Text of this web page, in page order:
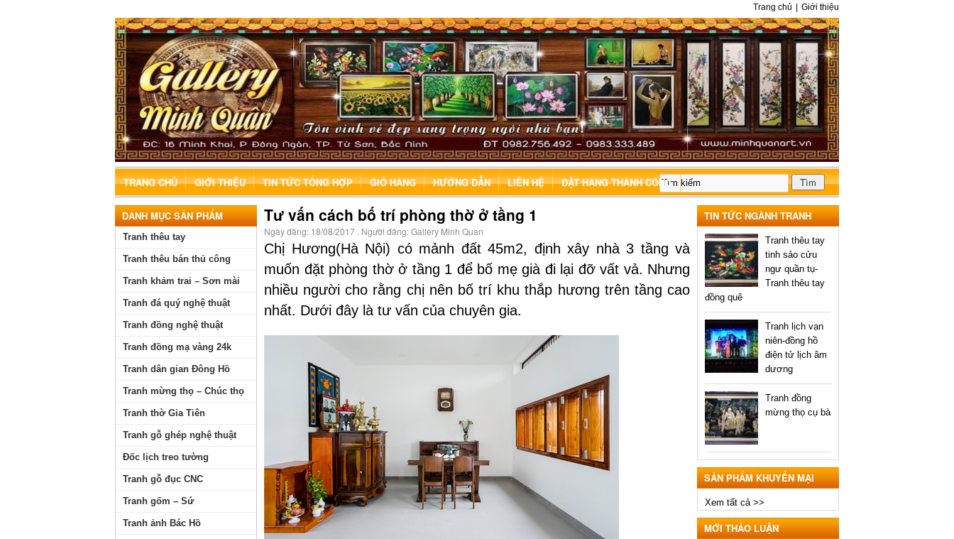
Giới thiệu
Trang chủ
TRANG CHỦ GIỚI THIỆU TIN TỨC TỔNG HỢP GIỎ HÀNG HƯỚNG DẪN LIÊN HỆ ĐẶT HÀNG THÀNH CÔNG
Tư vấn cách bố trí phòng thờ ở tầng 1
Ngày đăng: 18/08/2017 . Người đăng:Gallery Minh Quan
Chị Hương(Hà Nội) có mảnh đất 45m2, định xây nhà 3 tầng và
muốn đặt phòng thờ ở tầng 1 để bố mẹ già đi lại đỡ vất vả. Nhưng
nhiều người cho rằng chị nên bố trí khu thắp hương trên tầng cao
nhất. Dưới đây là tư vấn của chuyên gia.
TIN TỨC NGÀNH TRANH
Tranh thêu tay
tinh sảo cửu
ngư quần tụ-
Tranh thêu tay
đồng quê
Tranh lịch vạn
niên-đồng hồ
điện tử lịch âm
dương
Tranh đồng
mừng thọ cụ bà
SẢN PHẨM KHUYẾN MẠI
Xem tất cả >>
MỚI THẢO LUẬN
DANH MỤC SẢN PHẨM
Tranh thêu tay
Tranh thêu bán thủ công
Tranh khảm trai – Sơn mài
Tranh đá quý nghệ thuật
Tranh đồng nghệ thuật
Tranh đồng mạ vàng 24k
Tranh dân gian Đông Hồ
Tranh mừng thọ – Chúc thọ
Tranh thờ Gia Tiên
Tranh gỗ ghép nghệ thuật
Đốc lịch treo tường
Tranh gỗ đục CNC
Tranh gốm – Sứ
Tranh ảnh Bác Hồ